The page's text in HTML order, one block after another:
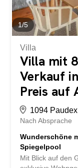
Eine offene...
1/5
Villa
Villa mit
Verkauf
Preis auf
1094 Paudex
Nach Absprache
Wunderschöne
Spiegelpool
Mit Blick auf den